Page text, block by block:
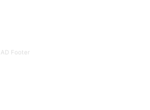
AD Footer